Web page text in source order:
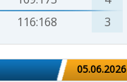
116:168 3
05.06.2026